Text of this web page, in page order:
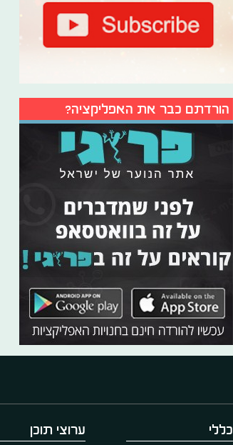
הורדתם כבר את האפליקציה?
כללי ערוצי תוכן